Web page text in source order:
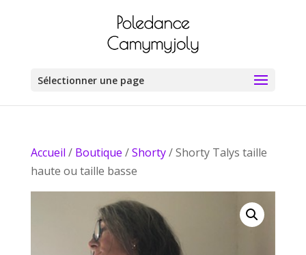
Sélectionner une page
Accueil / Boutique /Shorty/ Shorty Talys taille
haute ou taille basse